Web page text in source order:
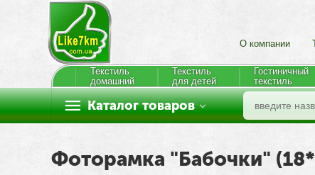
О компании
Текстиль
домашний
Текстиль
для детей
Гостиничный
текстиль
Каталог товаров
Фоторамка "Бабочки"